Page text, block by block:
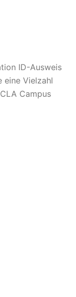
ID-Ausweis
eine Vielzahl
Campus